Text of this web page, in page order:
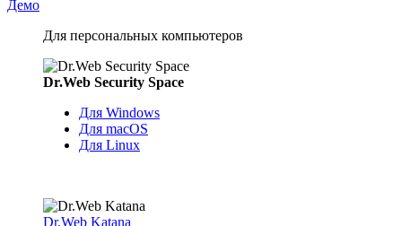
Демо
Для персональных компьютеров
Dr.Web Security Space
Для Windows
Для macOS
Для Linux
Dr.Web Katana